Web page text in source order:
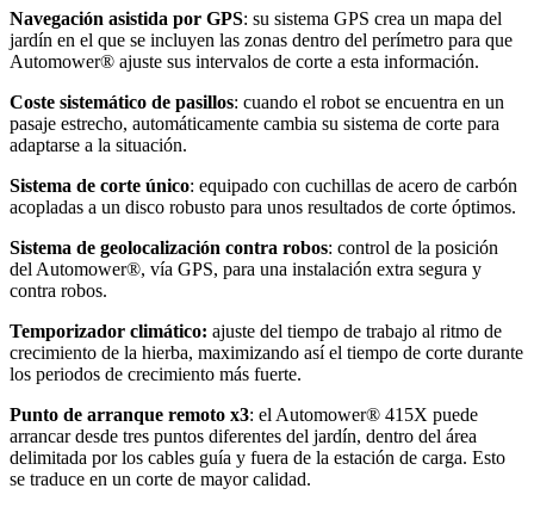
Navegación asistida por GPS: su sistema GPS crea un mapa del
jardín en el que se incluyen las zonas dentro del perímetro para que
Automower® ajuste sus intervalos de corte a esta información.
Coste sistemático de pasillos: cuando el robot se encuentra en un
pasaje estrecho, automáticamente cambia su sistema de corte para
adaptarse a la situación.
Sistema de corte único: equipado con cuchillas de acero de carbón
acopladas a un disco robusto para unos resultados de corte óptimos.
Sistema de geolocalización contra robos: control de la posición
del Automower®, vía GPS, para una instalación extra segura y
contra robos.
Temporizador climático: ajuste del tiempo de trabajo al ritmo de
crecimiento de la hierba, maximizando así el tiempo de corte durante
los periodos de crecimiento más fuerte.
Punto de arranque remoto x3: el Automower® 415X puede
arrancar desde tres puntos diferentes del jardín, dentro del área
delimitada por los cables guía y fuera de la estación de carga. Esto
se traduce en un corte de mayor calidad.